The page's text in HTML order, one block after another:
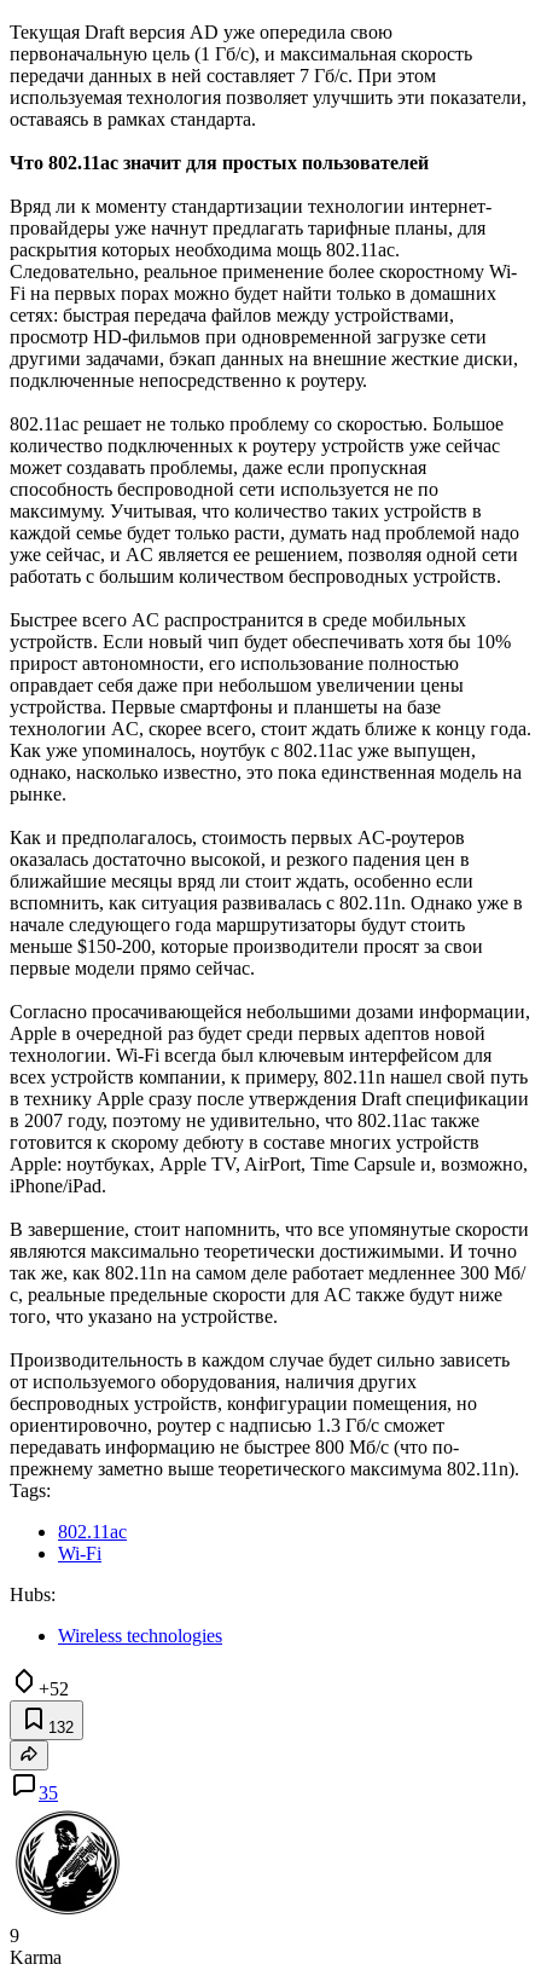
Текущая Draft версия AD уже опередила свою
первоначальную цель (1 Гб/c), и максимальная скорость
передачи данных в ней составляет 7 Гб/с. При этом
используемая технология позволяет улучшить эти показатели,
оставаясь в рамках стандарта.
Что 802.11ac значит для простых пользователей
Вряд ли к моменту стандартизации технологии интернет-
провайдеры уже начнут предлагать тарифные планы, для
раскрытия которых необходима мощь 802.11ac.
Следовательно, реальное применение более скоростному Wi-
Fi на первых порах можно будет найти только в домашних
сетях: быстрая передача файлов между устройствами,
просмотр HD-фильмов при одновременной загрузке сети
другими задачами, бэкап данных на внешние жесткие диски,
подключенные непосредственно к роутеру.
802.11ac решает не только проблему со скоростью. Большое
количество подключенных к роутеру устройств уже сейчас
может создавать проблемы, даже если пропускная
способность беспроводной сети используется не по
максимуму. Учитывая, что количество таких устройств в
каждой семье будет только расти, думать над проблемой надо
уже сейчас, и AC является ее решением, позволяя одной сети
работать с большим количеством беспроводных устройств.
Быстрее всего AC распространится в среде мобильных
устройств. Если новый чип будет обеспечивать хотя бы 10%
прирост автономности, его использование полностью
оправдает себя даже при небольшом увеличении цены
устройства. Первые смартфоны и планшеты на базе
технологии AC, скорее всего, стоит ждать ближе к концу года.
Как уже упоминалось, ноутбук с 802.11ac уже выпущен,
однако, насколько известно, это пока единственная модель на
рынке.
Как и предполагалось, стоимость первых AC-роутеров
оказалась достаточно высокой, и резкого падения цен в
ближайшие месяцы вряд ли стоит ждать, особенно если
вспомнить, как ситуация развивалась с 802.11n. Однако уже в
начале следующего года маршрутизаторы будут стоить
меньше $150-200, которые производители просят за свои
первые модели прямо сейчас.
Согласно просачивающейся небольшими дозами информации,
Apple в очередной раз будет среди первых адептов новой
технологии. Wi-Fi всегда был ключевым интерфейсом для
всех устройств компании, к примеру, 802.11n нашел свой путь
в технику Apple сразу после утверждения Draft спецификации
в 2007 году, поэтому не удивительно, что 802.11ac также
готовится к скорому дебюту в составе многих устройств
Apple: ноутбуках, Apple TV, AirPort, Time Capsule и, возможно,
iPhone/iPad.
В завершение, стоит напомнить, что все упомянутые скорости
являются максимально теоретически достижимыми. И точно
так же, как 802.11n на самом деле работает медленнее 300 Мб/
с, реальные предельные скорости для AC также будут ниже
того, что указано на устройстве.
Производительность в каждом случае будет сильно зависеть
от используемого оборудования, наличия других
беспроводных устройств, конфигурации помещения, но
ориентировочно, роутер с надписью 1.3 Гб/с сможет
передавать информацию не быстрее 800 Мб/с (что по-
прежнему заметно выше теоретического максимума 802.11n).
Tags:
802.11ac
Wi-Fi
Hubs:
Wireless technologies
+52
132
35
9
Karma